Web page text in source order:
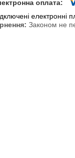
Законом не